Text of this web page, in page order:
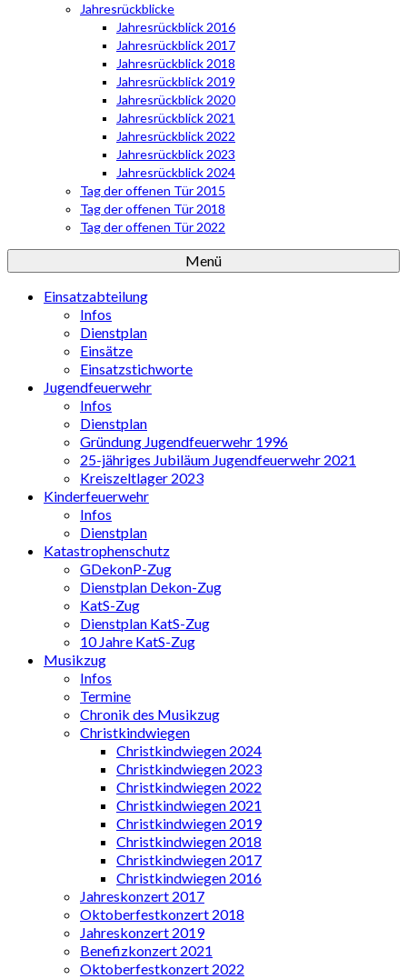
Jahresrückblicke
Jahresrückblick 2016
Jahresrückblick 2017
Jahresrückblick 2018
Jahresrückblick 2019
Jahresrückblick 2020
Jahresrückblick 2021
Jahresrückblick 2022
Jahresrückblick 2023
Jahresrückblick 2024
Tag der offenen Tür 2015
Tag der offenen Tür 2018
Tag der offenen Tür 2022
Menü
Einsatzabteilung
Infos
Dienstplan
Einsätze
Einsatzstichworte
Jugendfeuerwehr
Infos
Dienstplan
Gründung Jugendfeuerwehr 1996
25-jähriges Jubiläum Jugendfeuerwehr 2021
Kreiszeltlager 2023
Kinderfeuerwehr
Infos
Dienstplan
Katastrophenschutz
GDekonP-Zug
Dienstplan Dekon-Zug
KatS-Zug
Dienstplan KatS-Zug
10 Jahre KatS-Zug
Musikzug
Infos
Termine
Chronik des Musikzug
Christkindwiegen
Christkindwiegen 2024
Christkindwiegen 2023
Christkindwiegen 2022
Christkindwiegen 2021
Christkindwiegen 2019
Christkindwiegen 2018
Christkindwiegen 2017
Christkindwiegen 2016
Jahreskonzert 2017
Oktoberfestkonzert 2018
Jahreskonzert 2019
Benefizkonzert 2021
Oktoberfestkonzert 2022